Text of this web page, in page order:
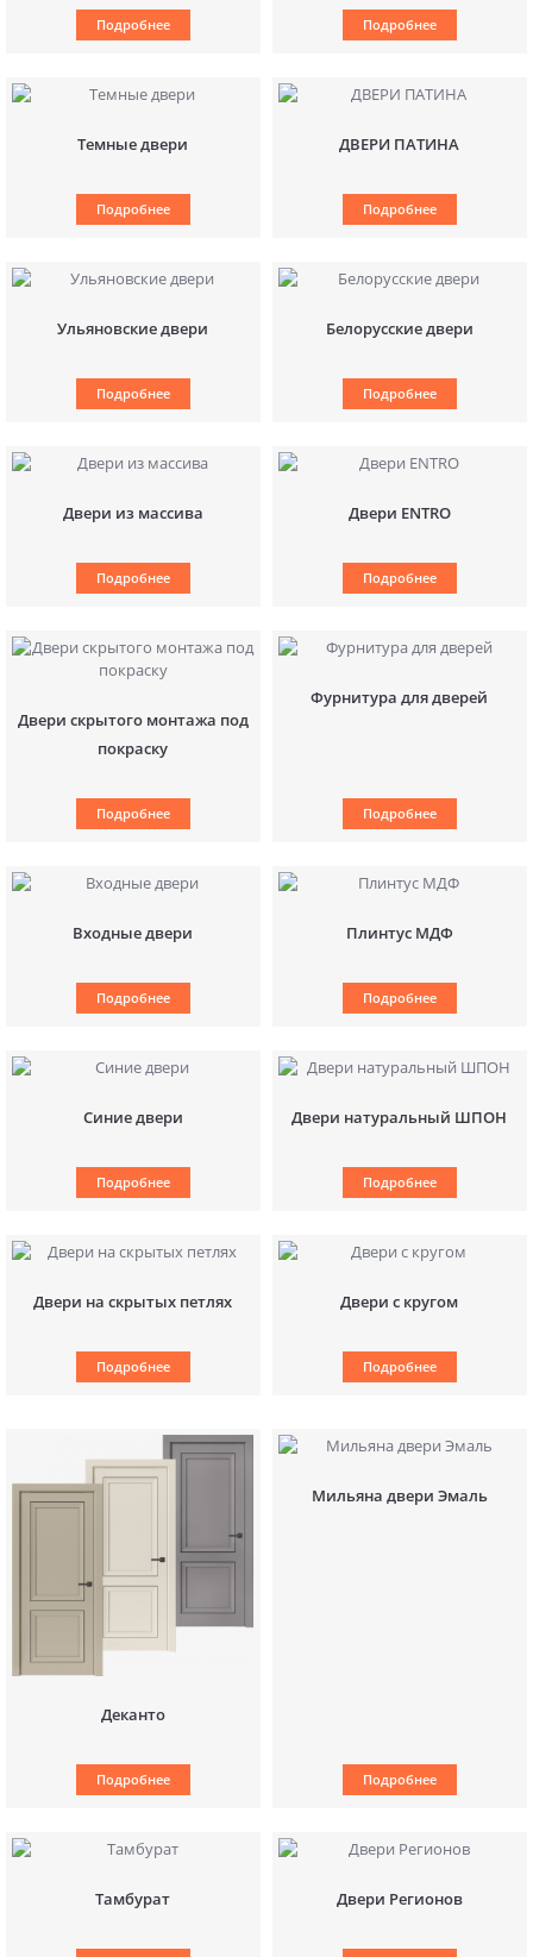
Подробнее Подробнее
Темные двери
Подробнее
ДВЕРИ ПАТИНА
Подробнее
Ульяновские двери
Подробнее
Белорусские двери
Подробнее
Двери из массива
Подробнее
Двери ENTRO
Подробнее
Двери скрытого монтажа под
покраску
Подробнее
Фурнитура для дверей
Подробнее
Входные двери
Подробнее
Плинтус МДФ
Подробнее
Синие двери
Подробнее
Двери натуральный ШПОН
Подробнее
Двери на скрытых петлях
Подробнее
Двери с кругом
Подробнее
Деканто
Подробнее
Мильяна двери Эмаль
Подробнее
Тамбурат Двери Регионов